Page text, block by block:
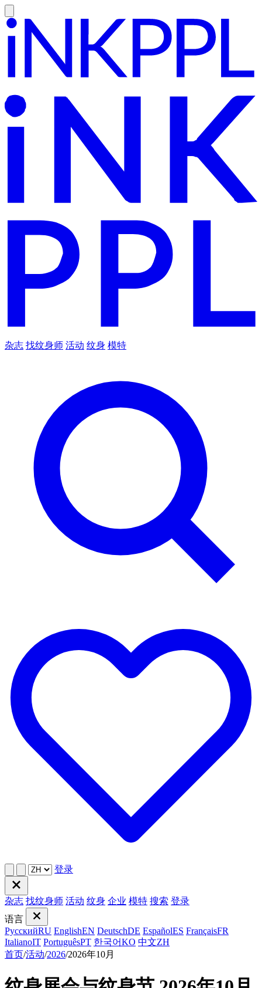
杂志 找纹身师 活动 纹身 模特
登录
杂志 找纹身师 活动 纹身 企业 模特 搜索 登录
语言
РусскийRU EnglishEN DeutschDE EspañolES FrançaisFR
ItalianoIT PortuguêsPT 한국어KO 中文ZH
首页/活动/2026/2026年10月